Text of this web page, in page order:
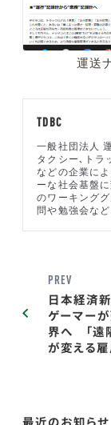
運送
TDBC
一般社団法人
タクシー､トラ
などの企業に
ーな社会基盤
のワーキング
問や勉強会な
PREV
日本経済
ゲーマー
界へ ｢遠
が変える
最近のお知らせ